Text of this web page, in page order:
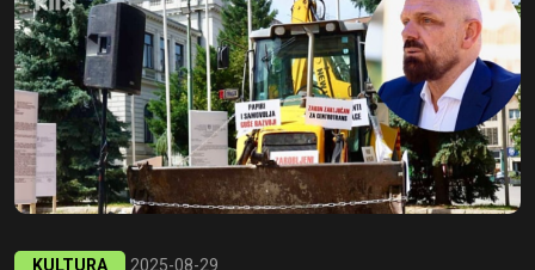
KULTURA 2025-08-29